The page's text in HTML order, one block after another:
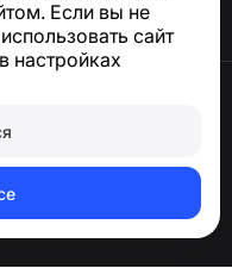
Если вы не
сайт
настройках
данные